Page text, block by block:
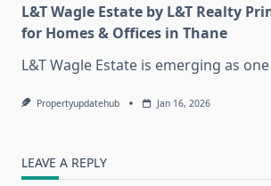
L&T Wagle Estate by L&T Realty
for Homes & Offices in Thane
L&T Wagle Estate is emerging as
Propertyupdatehub Jan 16, 2026
LEAVE A REPLY